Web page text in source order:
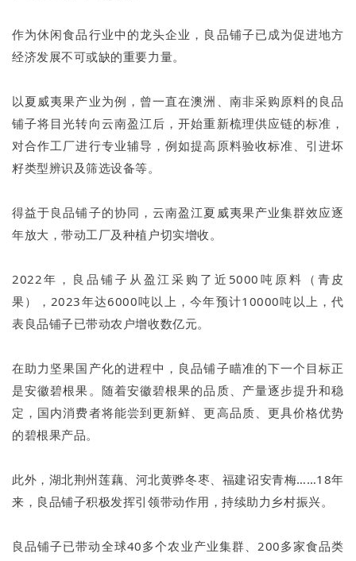
作为休闲食品行业中的龙头企业，良品铺子已成为促进地方
经济发展不可或缺的重要力量。
以夏威夷果产业为例，曾一直在澳洲、南非采购原料的良品
铺子将目光转向云南盈江后，开始重新梳理供应链的标准，
对合作工厂进行专业辅导，例如提高原料验收标准、引进坏
籽类型辨识及筛选设备等。
得益于良品铺子的协同，云南盈江夏威夷果产业集群效应逐
年放大，带动工厂及种植户切实增收。
2022年，良品铺子从盈江采购了近5000吨原料（青皮
果），2023年达6000吨以上，今年预计10000吨以上，代
表良品铺子已带动农户增收数亿元。
在助力坚果国产化的进程中，良品铺子瞄准的下一个目标正
是安徽碧根果。随着安徽碧根果的品质、产量逐步提升和稳
定，国内消费者将能尝到更新鲜、更高品质、更具价格优势
的碧根果产品。
此外，湖北荆州莲藕、河北黄骅冬枣、福建诏安青梅……18年
来，良品铺子积极发挥引领带动作用，持续助力乡村振兴。
良品铺子已带动全球40多个农业产业集群、200多家食品类